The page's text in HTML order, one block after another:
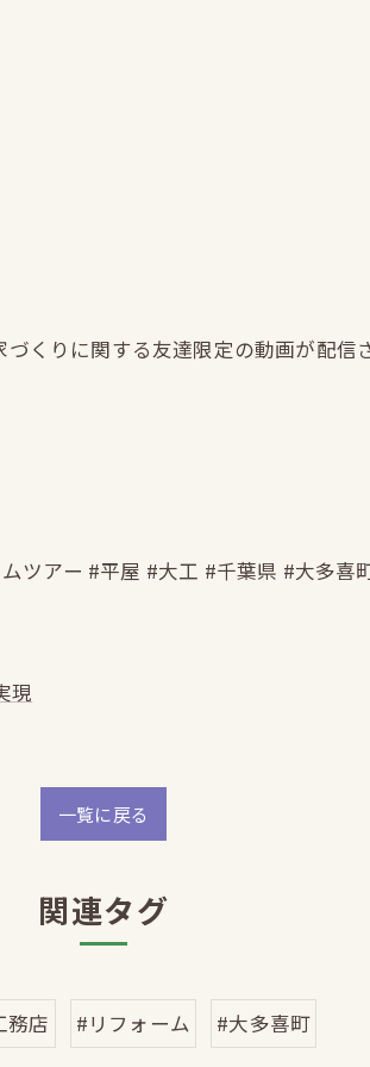
くりに関する友達限定の動画が配信
ツアー #平屋 #大工 #千葉県 #大多喜
現
一覧に戻る
関連タグ
務店 #リフォーム #大多喜町